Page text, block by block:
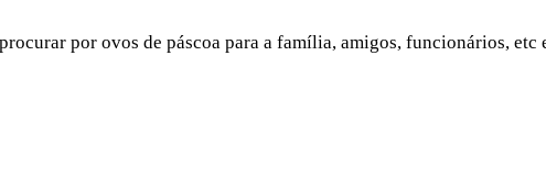
por ovos de páscoa para a família, amigos, funcionários, etc